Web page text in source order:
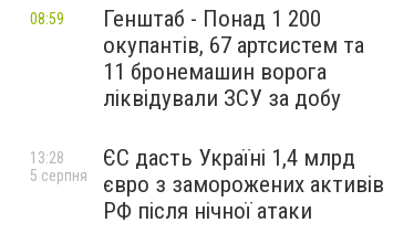
Генштаб - Понад 1 200
окупантів, 67 артсистем та
11 бронемашин ворога
ліквідували ЗСУ за добу
08:59
ЄС дасть Україні 1,4 млрд
євро з заморожених активів
РФ після нічної атаки
13:28
5 серпня